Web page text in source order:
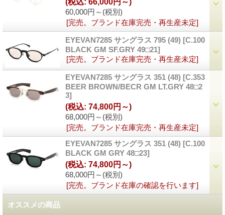
60,000円～ (税別)
[完売。ブランド在庫完売・再生産未定]
EYEVAN7285 サングラス 795 (49) [C.100
BLACK GM SF.GRY 49□21]
[完売。ブランド在庫完売・再生産未定]
EYEVAN7285 サングラス 351 (48) [C.353
BEER BROWN/BECR GM LT.GRY 48□2
3]
68,000円～ (税別)
(税込: 74,800円～)
[完売。ブランド在庫完売・再生産未定]
EYEVAN7285 サングラス 351 (48) [C.100
BLACK GM GRY 48□23]
68,000円～ (税別)
(税込: 74,800円～)
[完売。ブランド在庫の確認を行います]
オススメの商品